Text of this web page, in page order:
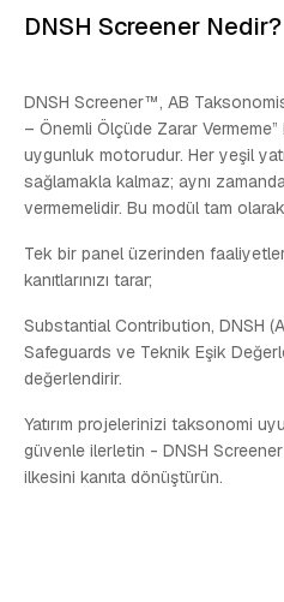
DNSH Screener Nedir?
DNSH Screener™, AB
– Önemli Ölçüde Zarar
uygunluk motorudur. Her yeşil
sağlamakla kalmaz; aynı
vermemelidir. Bu modül tam
Tek bir panel üzerinden
kanıtlarınızı tarar;
Substantial Contribution, DNSH
Safeguards ve Teknik Eşik
değerlendirir.
Yatırım projelerinizi taksonomi
güvenle ilerletin - DNSH Screener
ilkesini kanıta dönüştürün.